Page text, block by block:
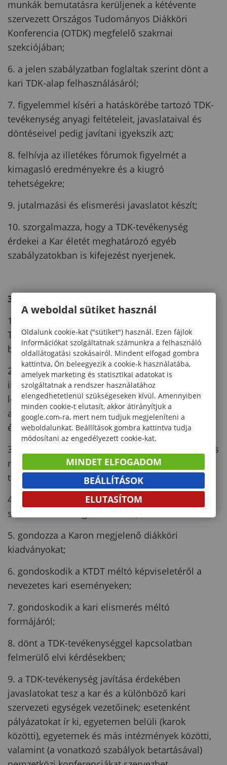
munkák bemutatásra kerüljenek a kétévente
szervezett Országos Tudományos Diákköri
Konferencia (OTDK) megfelelő szakmai
szekciójában;
6. a jelen szabályzatban foglaltak szerint dönt a
kari TDK-alap felhasználásáról;
7. figyelemmel kíséri a hatáskörébe tartozó TDK-
tevékenység anyagi feltételeit, javaslataival és
döntéseivel pedig javítani igyekszik azt;
8. felhívja az illetékes fórumok figyelmét a
kimagasló eredményekre és a kiugró
tehetségekre;
9. jutalmazási és elismerési javaslatot készít;
10. szorgalmazza, hogy a TDK-tevékenység
érdekei a Kar életét meghatározó egyéb
szabályzatokban is kifejezést nyerjenek.
3. A KTDT speciális feladatai:
1. megszervezi a KTDT képviseletét az Országos
Tudományos Diákköri Tanács (OTDT) szakmai
bizottságaiban;
2. kapcsolatot tart a többi felsőoktatási
intézmény diákköri szervezeteivel az OTDK-k
lebonyolítása és a hallgatói életmű díjazására
alapított Pro Scientia Aranyérem odaítélése
érdekében;
3. segíti a KTDT egyetemen belüli, egyetemközi és
nemzetközi kapcsolatainak kialakítását és
tartalmas megőrzését;
4. támogatja a Karon tartandó OTDK-
szekcióülések megszervezését;
5. gondozza a Karon megjelenő diákköri
kiadványokat;
6. gondoskodik a KTDT méltó képviseletéről a
nevezetes kari eseményeken;
7. gondoskodik a kari elismerés méltó
formájáról;
8. dönt a TDK-tevékenységgel kapcsolatban
felmerülő elvi kérdésekben;
9. a TDK-tevékenység javítása érdekében
javaslatokat tesz a kar és a különböző kari
szervezeti egységek vezetőinek; esetenként
pályázatokat ír ki, egyetemen belüli (karok
közötti), egyetemek és más intézmények közötti,
valamint (a vonatkozó szabályok betartásával)
A weboldal sütiket használ
Oldalunk cookie-kat ("sütiket") használ. Ezen fájlok
információkat szolgáltatnak számunkra a felhasználó
oldallátogatási szokásairól. Mindent elfogad gombra
kattintva, Ön beleegyezik a cookie-k használatába,
amelyek marketing és statisztikai adatokat is
szolgáltatnak a rendszer használatához
elengedhetetlenül szükségeseken kívül. Amennyiben
minden cookie-t elutasít, akkor átirányítjuk a
google.com-ra, mert nem tudjuk megjeleníteni a
weboldalunkat. Beállítások gombra kattintva tudja
módosítani az engedélyezett cookie-kat.
MINDET ELFOGADOM
BEÁLLÍTÁSOK
ELUTASÍTOM